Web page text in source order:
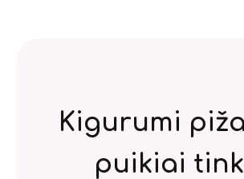
Kigurumi
puikiai